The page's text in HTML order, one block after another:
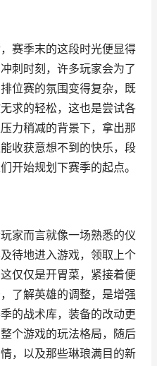
赛季末的这段时光便显得
刺时刻，许多玩家会为了
位赛的氛围变得复杂，既
求的轻松，这也是尝试各
力稍减的背景下，拿出那
收获意想不到的快乐，段
开始规划下赛季的起点。
家而言就像一场熟悉的仪
待地进入游戏，领取上个
仅仅是开胃菜，紧接着便
了解英雄的调整，是增强
的战术库，装备的改动更
个游戏的玩法格局，随后
，以及那些琳琅满目的新